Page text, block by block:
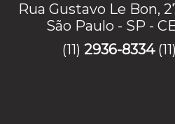
Rua Gustavo Le Bon,
São Paulo - SP -
(11) 2936-8334 (11)